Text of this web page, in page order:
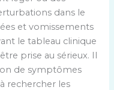
dans le
et vomissements
le tableau clinique
prise au sérieux. Il
de symptômes
rechercher les